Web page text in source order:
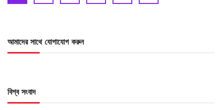
আমাদের সাথে যোগাযোগ করুন
বিশ্ব সংবাদ